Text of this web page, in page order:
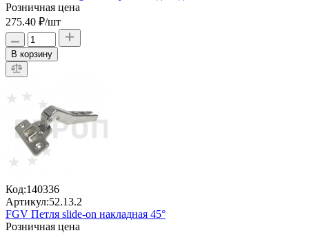
Розничная цена
275.40 ₽/шт
В корзину
Код:140336
Артикул:52.13.2
FGV Петля slide-on накладная 45°
Розничная цена